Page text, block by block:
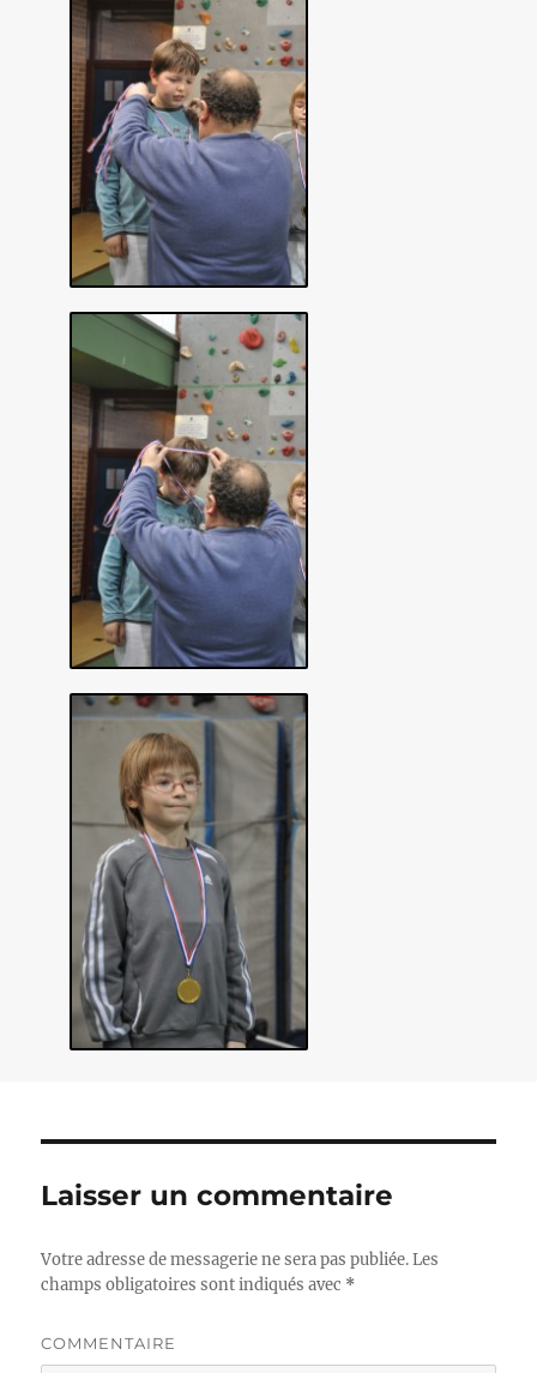
Laisser un commentaire
Votre adresse de messagerie ne sera pas publiée.Les
champs obligatoires sont indiqués avec *
COMMENTAIRE